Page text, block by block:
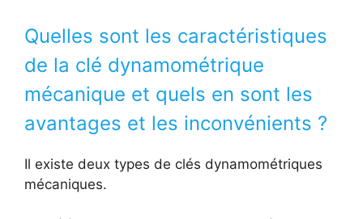
Quelles sont les caractéristiques
de la clé dynamométrique
mécanique et quels en sont les
avantages et les inconvénients ?
Il existe deux types de clés dynamométriques
mécaniques.